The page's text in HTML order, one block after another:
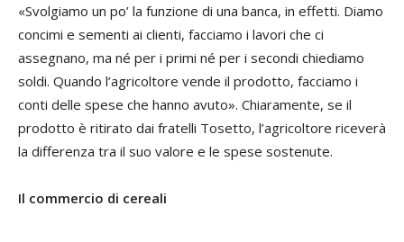
«Svolgiamo un po’ la funzione di una banca, in effetti. Diamo
concimi e sementi ai clienti, facciamo i lavori che ci
assegnano, ma né per i primi né per i secondi chiediamo
soldi. Quando l’agricoltore vende il prodotto, facciamo i
conti delle spese che hanno avuto». Chiaramente, se il
prodotto è ritirato dai fratelli Tosetto, l’agricoltore riceverà
la differenza tra il suo valore e le spese sostenute.
Il commercio di cereali